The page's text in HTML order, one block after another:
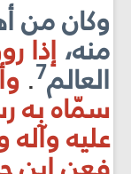
وكان من
منه، إذا
العالم7
.
سمّاه به
عليه